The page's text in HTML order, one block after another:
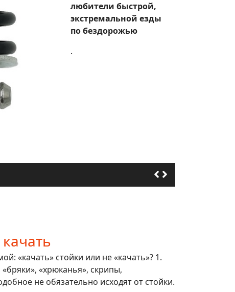
любители быстрой,
экстремальной езды
по бездорожью
.
«качать» стойки или не «качать»? 1.
«хрюканья», скрипы,
не обязательно исходят от стойки.